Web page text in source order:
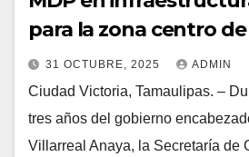
para la zona centro
31 OCTUBRE, 2025 ADMIN
Ciudad Victoria, Tamaulipas. –
tres años del gobierno
Villarreal Anaya, la Secretaría de